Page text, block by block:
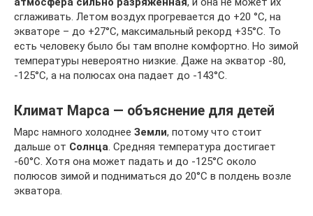
сглаживать. Летом воздух прогревается до +20 °C, на
экваторе – до +27°C, максимальный рекорд +35°C. То
есть человеку было бы там вполне комфортно. Но зимой
температуры невероятно низкие. Даже на экватор -80,
-125°C, а на полюсах она падает до -143°C.
Климат Марса — объяснение для детей
Марс намного холоднее Земли, потому что стоит
дальше от Солнца. Средняя температура достигает
-60°C. Хотя она может падать и до -125°C около
полюсов зимой и подниматься до 20°C в полдень возле
экватора.